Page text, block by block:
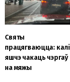
Святы
працягваюцца: калі
яшчэ чакаць чэргаў
на мяжы